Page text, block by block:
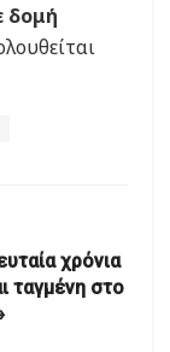
δομή
χρόνια
ταγμένη στο